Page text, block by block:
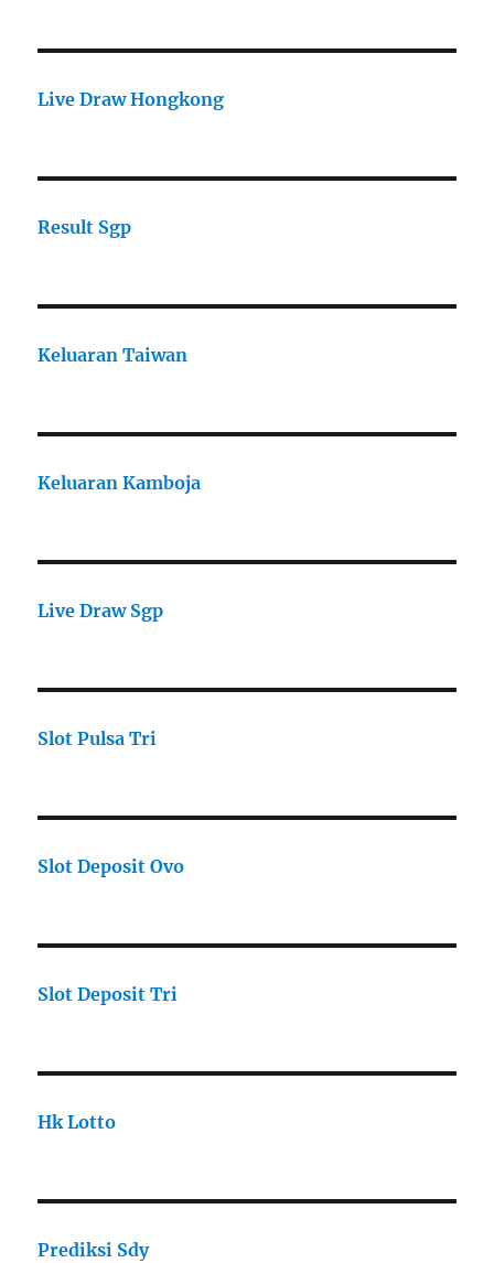
Live Draw Hongkong
Result Sgp
Keluaran Taiwan
Keluaran Kamboja
Live Draw Sgp
Slot Pulsa Tri
Slot Deposit Ovo
Slot Deposit Tri
Hk Lotto
Prediksi Sdy